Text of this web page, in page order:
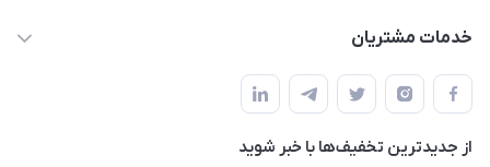
حساب کاربری
تماس با ما
خدمات مشتریان
قوانین و مقررات
حریم خصوصی
راهنما
از جدید‌ترین تخفیف‌ها با‌ خبر شوید